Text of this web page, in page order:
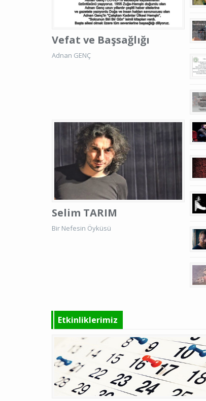
Vefat ve Başsağlığı
Adnan GENÇ
Selim TARIM
Bir Nefesin Öyküsü
Etkinliklerimiz